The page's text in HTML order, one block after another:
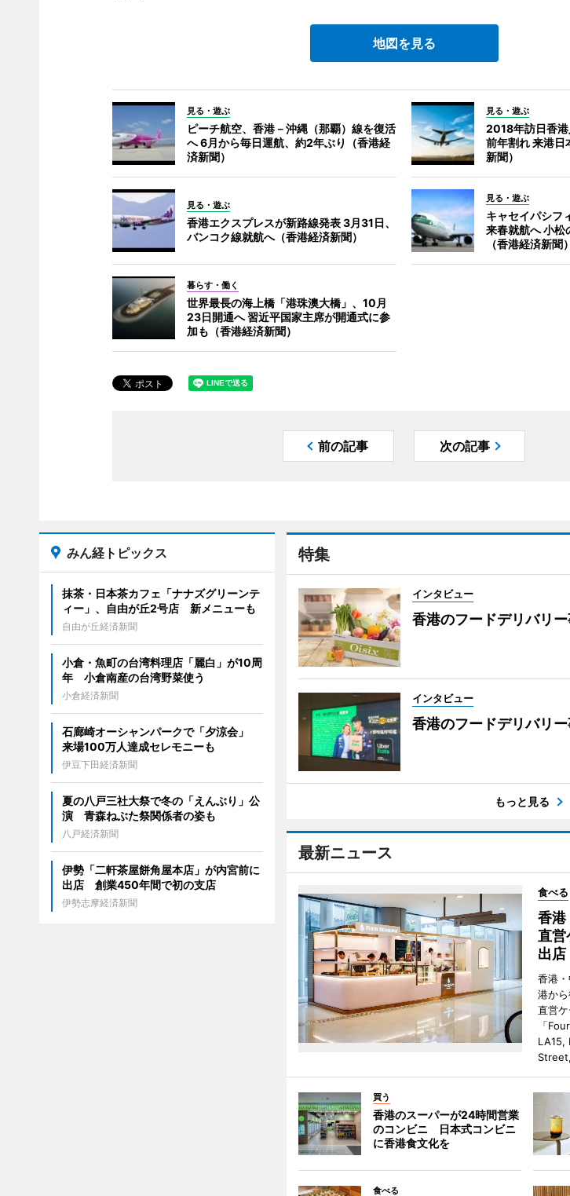
地図を見る
見る・遊ぶ
ピーチ航空、香港－沖縄（那覇）線を復活
へ 6月から毎日運航、約2年ぶり（香港経
済新聞）
見る・遊ぶ
2018年訪日香
前年割れ 来港
新聞）
見る・遊ぶ
香港エクスプレスが新路線発表 3月31日、
バンコク線就航へ（香港経済新聞）
見る・遊ぶ
キャセイパシフ
来春就航へ 小松
（香港経済新聞）
暮らす・働く
世界最長の海上橋「港珠澳大橋」、10月
23日開通へ 習近平国家主席が開通式に参
加も（香港経済新聞）
前の記事 次の記事
特集
インタビュー
香港のフードデリバリ
インタビュー
香港のフードデリバリ
もっと見る
最新ニュース
食べる
香港
直営
出店
香港
港か
直営
「
LA15,
買う
香港のスーパーが24時間営業
のコンビニ 日本式コンビニ
に香港食文化を
食べる
みん経トピックス
抹茶・日本茶カフェ「ナナズグリーンテ
ィー」、自由が丘2号店 新メニューも
自由が丘経済新聞
小倉・魚町の台湾料理店「麗白」が10周
年 小倉南産の台湾野菜使う
小倉経済新聞
石廊崎オーシャンパークで「夕涼会」
来場100万人達成セレモニーも
伊豆下田経済新聞
夏の八戸三社大祭で冬の「えんぶり」公
演 青森ねぶた祭関係者の姿も
八戸経済新聞
伊勢「二軒茶屋餅角屋本店」が内宮前に
出店 創業450年間で初の支店
伊勢志摩経済新聞